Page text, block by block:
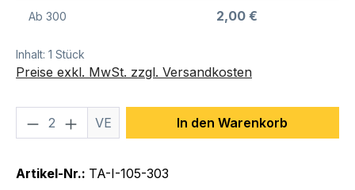
Ab 300 2,00 €
Inhalt: 1 Stück
Preise exkl. MwSt. zzgl. Versandkosten
Produkt Anzahl: Gib den
VE In den Warenkorb
Artikel-Nr.: TA-I-105-303